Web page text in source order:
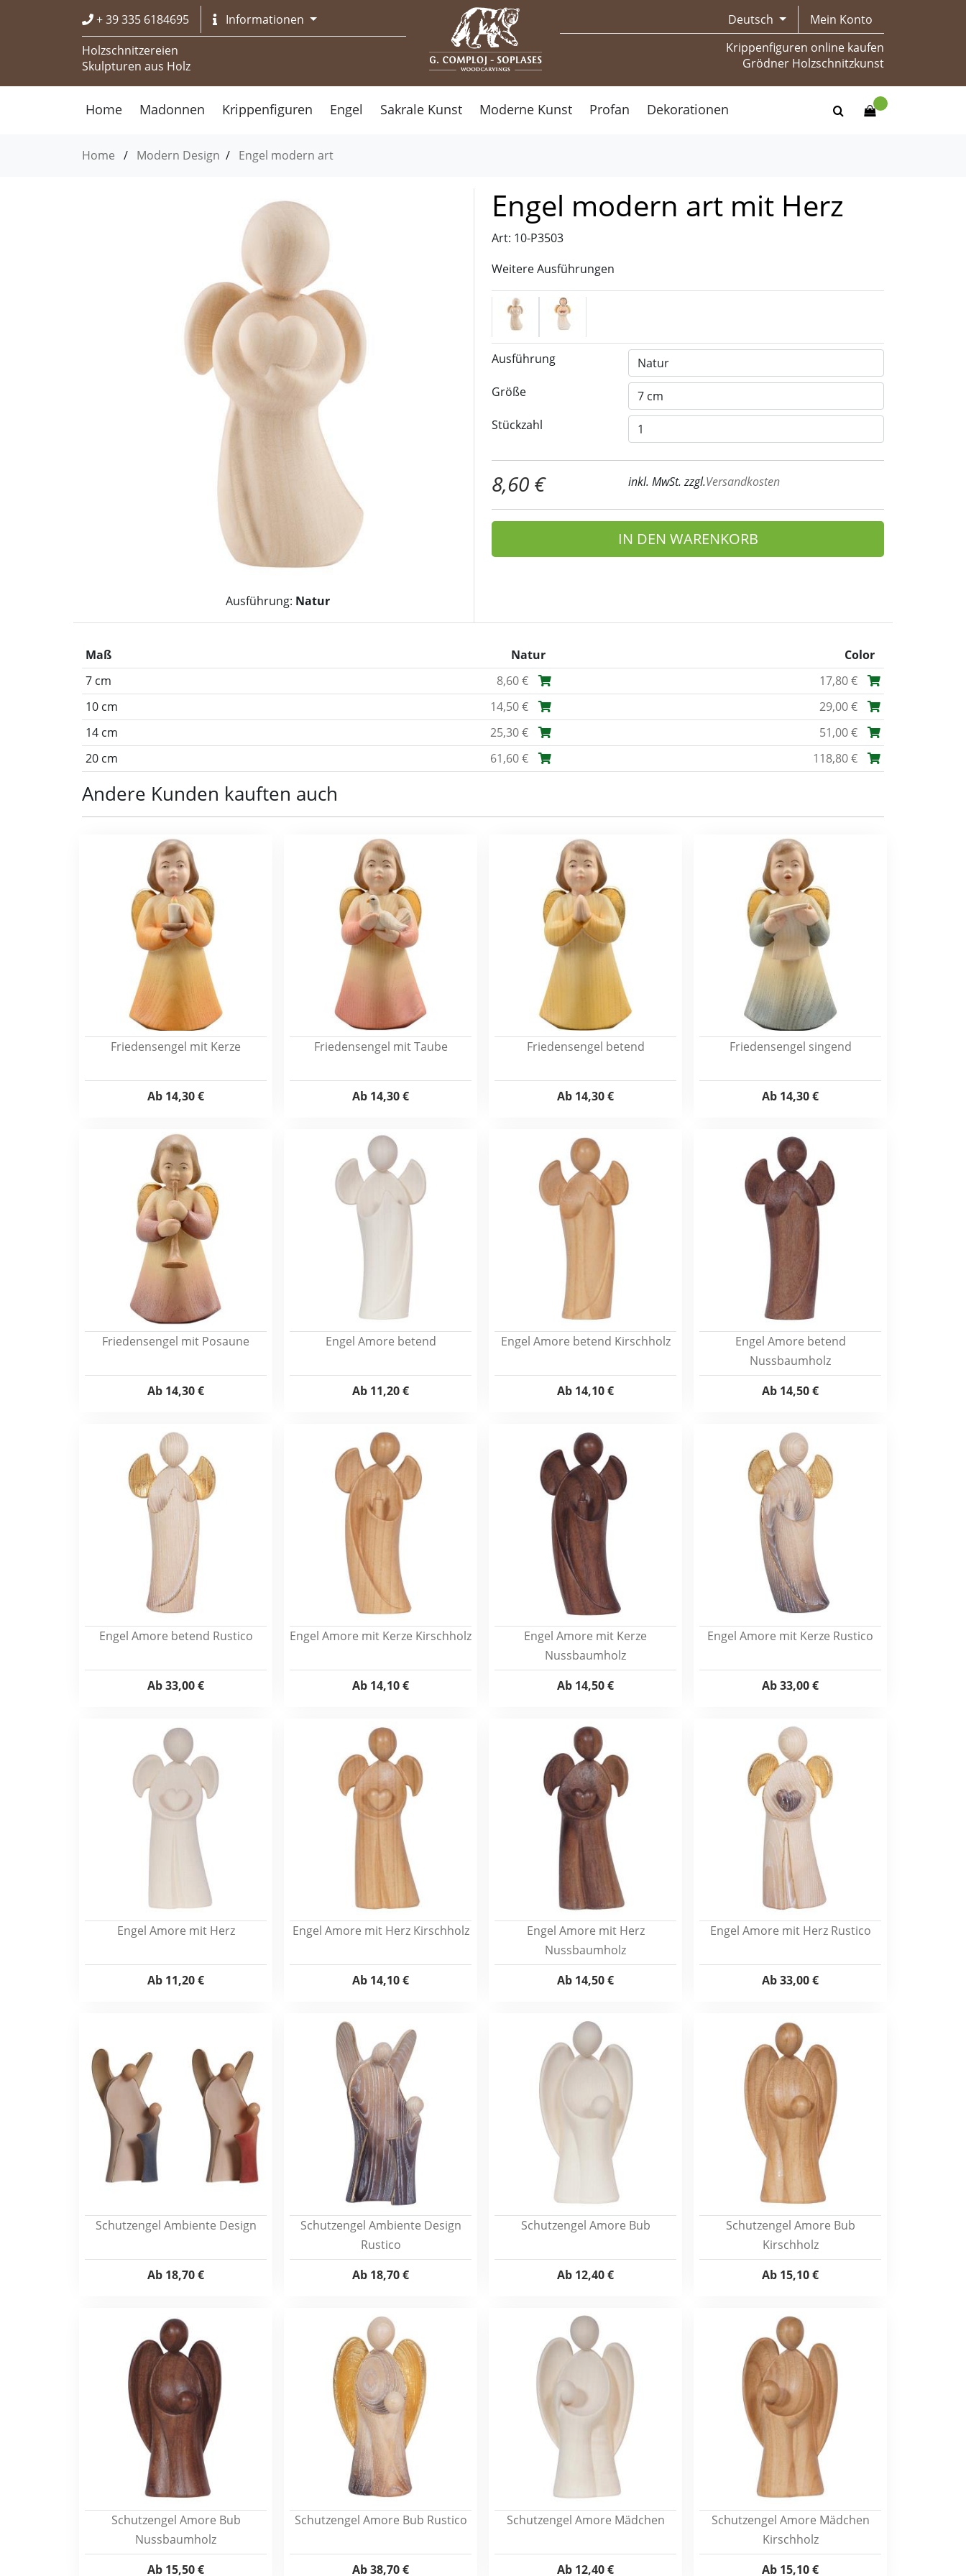
+ 39 335 6184695
Informationen
Holzschnitzereien
Skulpturen aus Holz
Deutsch
Mein Konto
Krippenfiguren online kaufen
Grödner Holzschnitzkunst
Home Madonnen Krippenfiguren Engel Sakrale Kunst Moderne Kunst Profan Dekorationen
Home / Modern Design / Engel modern art
Ausführung: Natur
Engel modern art mit Herz
Art: 10-P3503
Weitere Ausführungen
Ausführung
Größe
Stückzahl
8,60 € inkl. MwSt. zzgl.Versandkosten
IN DEN WARENKORB
Maß Natur
Color
7 cm
8,60 €
17,80 €
10 cm
14,50 €
29,00 €
14 cm
25,30 €
51,00 €
20 cm
61,60 € 118,80 €
Andere Kunden kauften auch
Friedensengel mit Kerze
Ab 14,30 €
Friedensengel mit Taube
Ab 14,30 €
Friedensengel betend
Ab 14,30 €
Friedensengel singend
Ab 14,30 €
Friedensengel mit Posaune
Ab 14,30 €
Engel Amore betend
Ab 11,20 €
Engel Amore betend Kirschholz
Ab 14,10 €
Engel Amore betend
Nussbaumholz
Ab 14,50 €
Engel Amore betend Rustico
Ab33,00 €
Engel Amore mit Kerze Kirschholz
Ab 14,10 €
Engel Amore mit Kerze
Nussbaumholz
Ab 14,50 €
Engel Amore mit Kerze Rustico
Ab33,00 €
Engel Amore mit Herz
Ab 11,20 €
Engel Amore mit Herz Kirschholz
Ab 14,10 €
Engel Amore mit Herz
Nussbaumholz
Ab 14,50 €
Engel Amore mit Herz Rustico
Ab33,00 €
Schutzengel Ambiente Design
Ab 18,70 €
Schutzengel Ambiente Design
Rustico
Ab 18,70 €
Schutzengel Amore Bub
Ab 12,40 €
Schutzengel Amore Bub
Kirschholz
Ab 15,10 €
Schutzengel Amore Bub
Nussbaumholz
Ab 15,50 €
Schutzengel Amore Bub Rustico
Ab38,70 €
Schutzengel Amore Mädchen
Ab 12,40 €
Schutzengel Amore Mädchen
Kirschholz
Ab 15,10 €